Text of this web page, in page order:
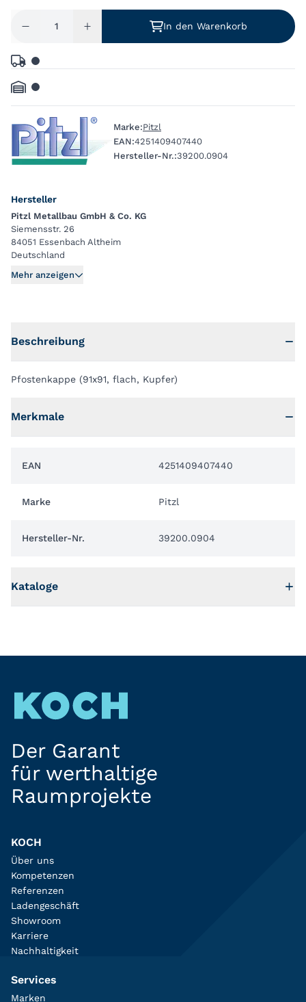
In den Warenkorb
Marke:Pitzl
EAN:4251409407440
Hersteller-Nr.:39200.0904
Hersteller
Pitzl Metallbau GmbH & Co. KG
Siemensstr. 26
84051 Essenbach Altheim
Deutschland
Mehr anzeigen
Beschreibung
Pfostenkappe (91x91, flach, Kupfer)
Merkmale
EAN 4251409407440
Marke Pitzl
Hersteller-Nr. 39200.0904
Kataloge
Der Garant
für werthaltige
Raumprojekte
KOCH
Über uns
Kompetenzen
Referenzen
Ladengeschäft
Showroom
Karriere
Nachhaltigkeit
Services
Marken